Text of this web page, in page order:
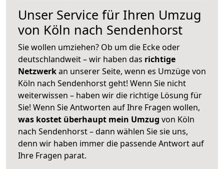
Unser Service für Ihren Umzug
von Köln nach Sendenhorst
Sie wollen umziehen? Ob um die Ecke oder
deutschlandweit – wir haben das richtige
Netzwerkan unserer Seite, wenn es Umzüge von
Köln nach Sendenhorst geht! Wenn Sie nicht
weiterwissen – haben wir die richtige Lösung für
Sie! Wenn Sie Antworten auf Ihre Fragen wollen,
was kostet überhaupt mein Umzug von Köln
nach Sendenhorst – dann wählen Sie sie uns,
denn wir haben immer die passende Antwort auf
Ihre Fragen parat.